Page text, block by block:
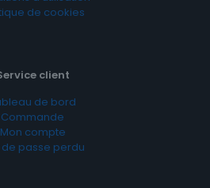
de cookies
client
de bord
Commande
Mon compte
de passe perdu